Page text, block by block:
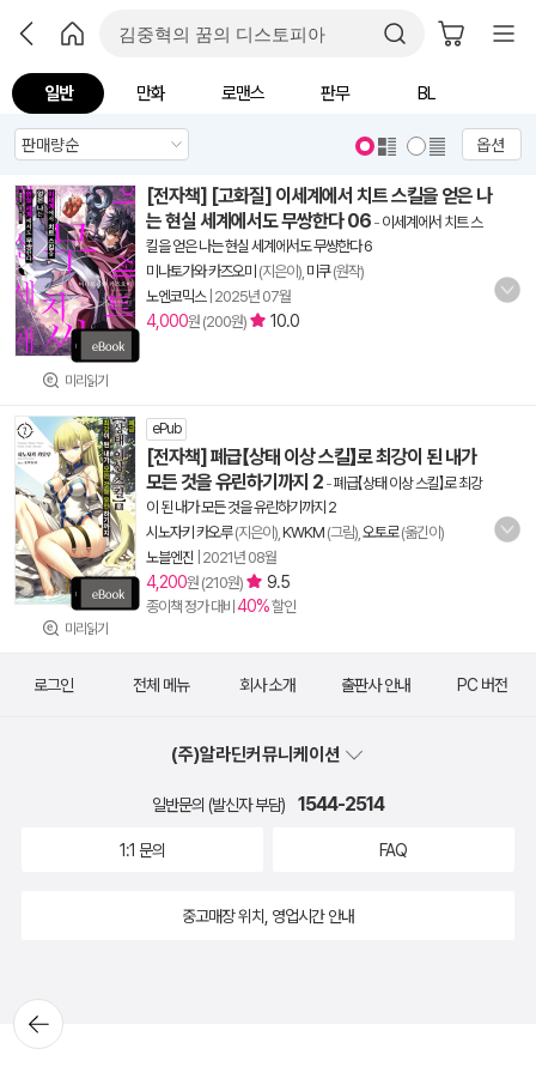
일반 만화 로맨스 판무 BL
옵션
미리읽기
[전자책] [고화질] 이세계에서 치트 스킬을 얻은 나
는 현실 세계에서도 무쌍한다 06 - 이세계에서 치트 스
킬을 얻은 나는 현실 세계에서도 무쌍한다 6
미나토가와 카즈오미 (지은이), 미쿠(원작)
노엔코믹스| 2025년 07월
4,000원 (200원) 10.0
미리읽기
ePub
[전자책] 폐급【상태 이상 스킬】로 최강이 된 내가
모든 것을 유린하기까지 2 -폐급【상태 이상 스킬】로 최강
이 된 내가 모든 것을 유린하기까지 2
시노자키 카오루(지은이), KWKM (그림), 오토로(옮긴이)
노블엔진 2021년 08월
4,200원 (210원) 9.5
종이책 정가 대비 40%할인
뒤로가
기
로그인 전체 메뉴 회사 소개 출판사 안내 PC 버전
(주)알라딘커뮤니케이션
일반문의 (발신자 부담) 1544-2514
1:1 문의 FAQ
중고매장 위치, 영업시간 안내